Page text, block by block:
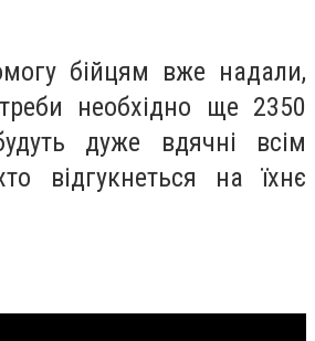
бійцям вже надали,
необхідно ще 2350
дуже вдячні всім
відгукнеться на їхнє